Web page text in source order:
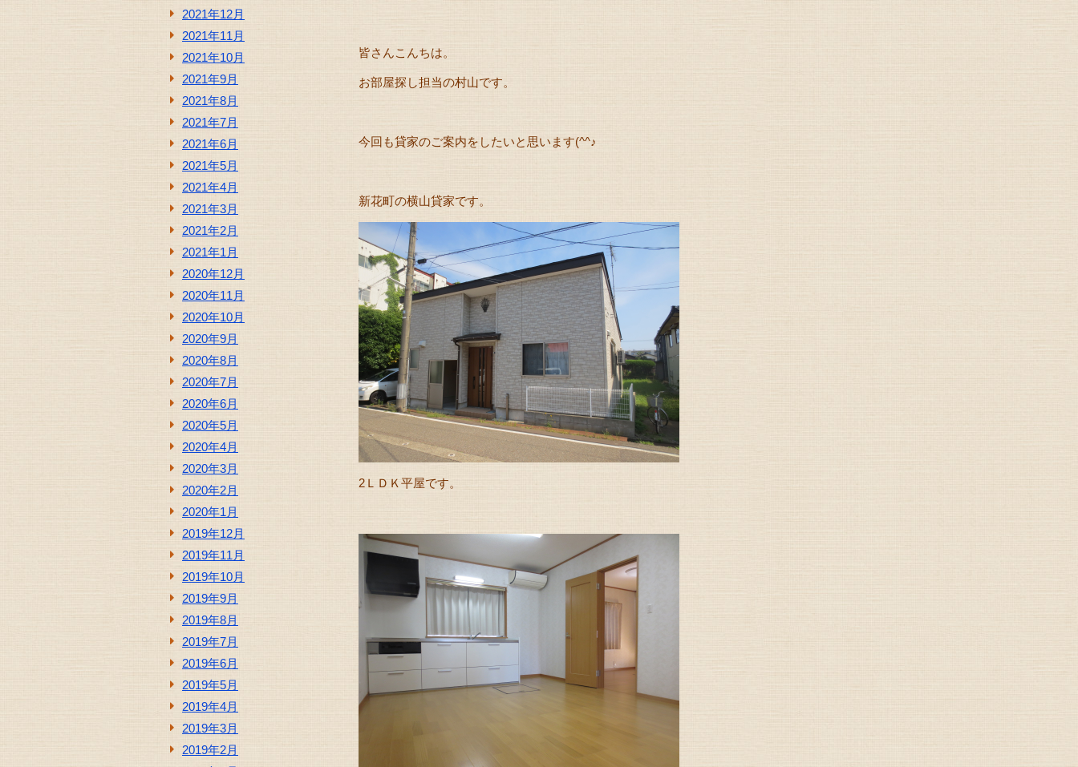
2021年12月
2021年11月
2021年10月
2021年9月
2021年8月
2021年7月
2021年6月
2021年5月
2021年4月
2021年3月
2021年2月
2021年1月
2020年12月
2020年11月
2020年10月
2020年9月
2020年8月
2020年7月
2020年6月
2020年5月
2020年4月
2020年3月
2020年2月
2020年1月
2019年12月
2019年11月
2019年10月
2019年9月
2019年8月
2019年7月
2019年6月
2019年5月
2019年4月
2019年3月
2019年2月
皆さんこんちは。
お部屋探し担当の村山です。
今回も貸家のご案内をしたいと思います(^^♪
新花町の横山貸家です。
2ＬＤＫ平屋です。